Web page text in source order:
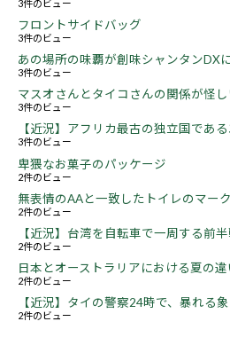
3件のビュー
フロントサイドバッグ
3件のビュー
あの場所の味覇が創味シャンタンDX
3件のビュー
マスオさんとタイコさんの関係が怪し
3件のビュー
【近況】アフリカ最古の独立国であ
3件のビュー
卑猥なお菓子のパッケージ
2件のビュー
無表情のAAと一致したトイレのマー
2件のビュー
【近況】台湾を自転車で一周する前
2件のビュー
日本とオーストラリアにおける夏の違
2件のビュー
【近況】タイの警察24時で、暴れる
2件のビュー